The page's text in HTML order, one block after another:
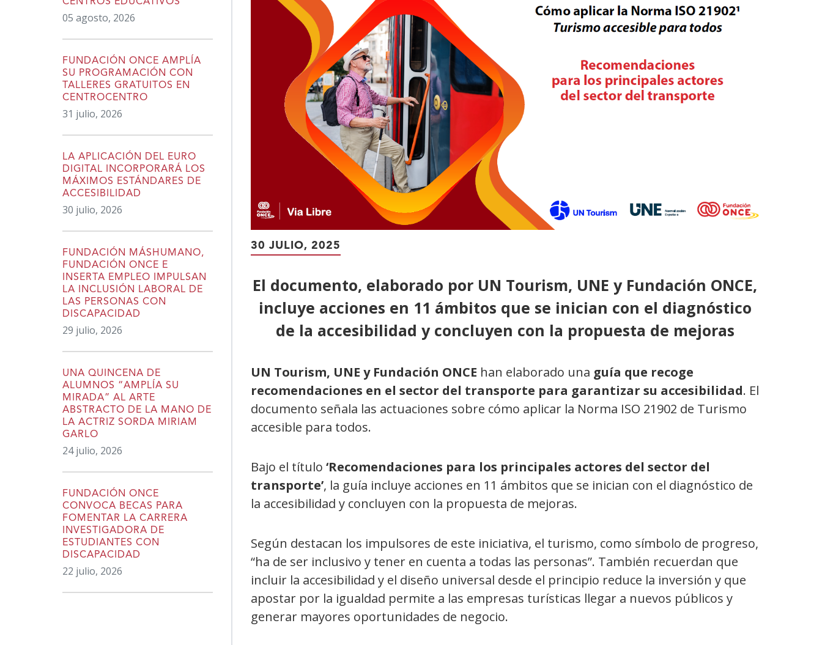
30 JULIO, 2025
El documento, elaborado por UN Tourism, UNE y Fundación ONCE,
incluye acciones en 11 ámbitos que se inician con el diagnóstico
de la accesibilidad y concluyen con la propuesta de mejoras
UN Tourism, UNE y Fundación ONCE han elaborado una guía que recoge
recomendaciones en el sector del transporte para garantizar su accesibilidad. El
documento señala las actuaciones sobre cómo aplicar la Norma ISO 21902 de Turismo
accesible para todos.
Bajo el título ‘Recomendaciones para los principales actores del sector del
transporte’, la guía incluye acciones en 11 ámbitos que se inician con el diagnóstico de
la accesibilidad y concluyen con la propuesta de mejoras.
Según destacan los impulsores de este iniciativa, el turismo, como símbolo de progreso,
“ha de ser inclusivo y tener en cuenta a todas las personas”. También recuerdan que
incluir la accesibilidad y el diseño universal desde el principio reduce la inversión y que
apostar por la igualdad permite a las empresas turísticas llegar a nuevos públicos y
generar mayores oportunidades de negocio.
05 agosto, 2026
FUNDACIÓN ONCE AMPLÍA
SU PROGRAMACIÓN CON
TALLERES GRATUITOS EN
CENTROCENTRO
31 julio, 2026
LA APLICACIÓN DEL EURO
DIGITAL INCORPORARÁ LOS
MÁXIMOS ESTÁNDARES DE
ACCESIBILIDAD
30 julio, 2026
FUNDACIÓN MÁSHUMANO,
FUNDACIÓN ONCE E
INSERTA EMPLEO IMPULSAN
LA INCLUSIÓN LABORAL DE
LAS PERSONAS CON
DISCAPACIDAD
29 julio, 2026
UNA QUINCENA DE
ALUMNOS “AMPLÍA SU
MIRADA” AL ARTE
ABSTRACTO DE LA MANO DE
LA ACTRIZ SORDA MIRIAM
GARLO
24 julio, 2026
FUNDACIÓN ONCE
CONVOCA BECAS PARA
FOMENTAR LA CARRERA
INVESTIGADORA DE
ESTUDIANTES CON
DISCAPACIDAD
22 julio, 2026